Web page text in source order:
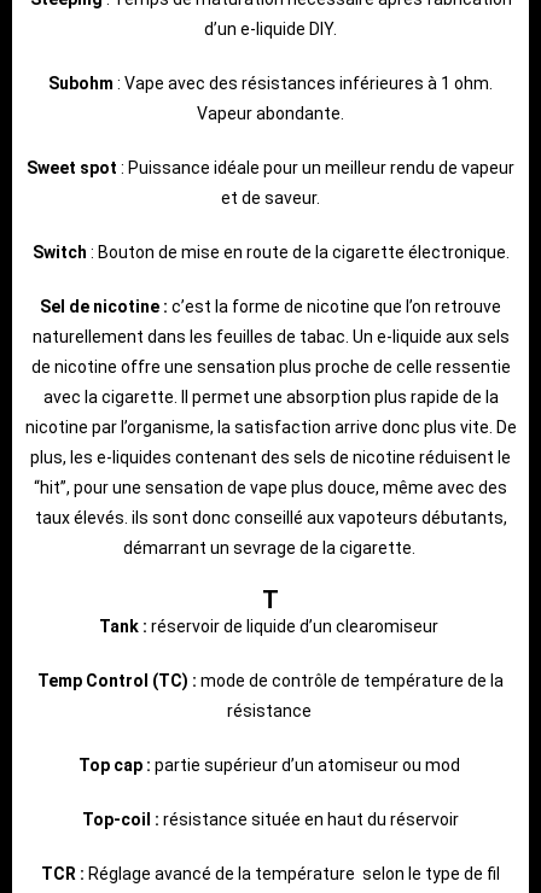
d’un e-liquide DIY.
Subohm : Vape avec des résistances inférieures à 1 ohm.
Vapeur abondante.
Sweet spot : Puissance idéale pour un meilleur rendu de vapeur
et de saveur.
Switch : Bouton de mise en route de la cigarette électronique.
Sel de nicotine : c’est la forme de nicotine que l’on retrouve
naturellement dans les feuilles de tabac. Un e-liquide aux sels
de nicotine offre une sensation plus proche de celle ressentie
avec la cigarette. Il permet une absorption plus rapide de la
nicotine par l’organisme, la satisfaction arrive donc plus vite. De
plus, les e-liquides contenant des sels de nicotine réduisent le
“hit”, pour une sensation de vape plus douce, même avec des
taux élevés. ils sont donc conseillé aux vapoteurs débutants,
démarrant un sevrage de la cigarette.
T
Tank : réservoir de liquide d’un clearomiseur
Temp Control (TC) : mode de contrôle de température de la
résistance
Top cap : partie supérieur d’un atomiseur ou mod
Top-coil : résistance située en haut du réservoir
TCR : Réglage avancé de la température selon le type de fil